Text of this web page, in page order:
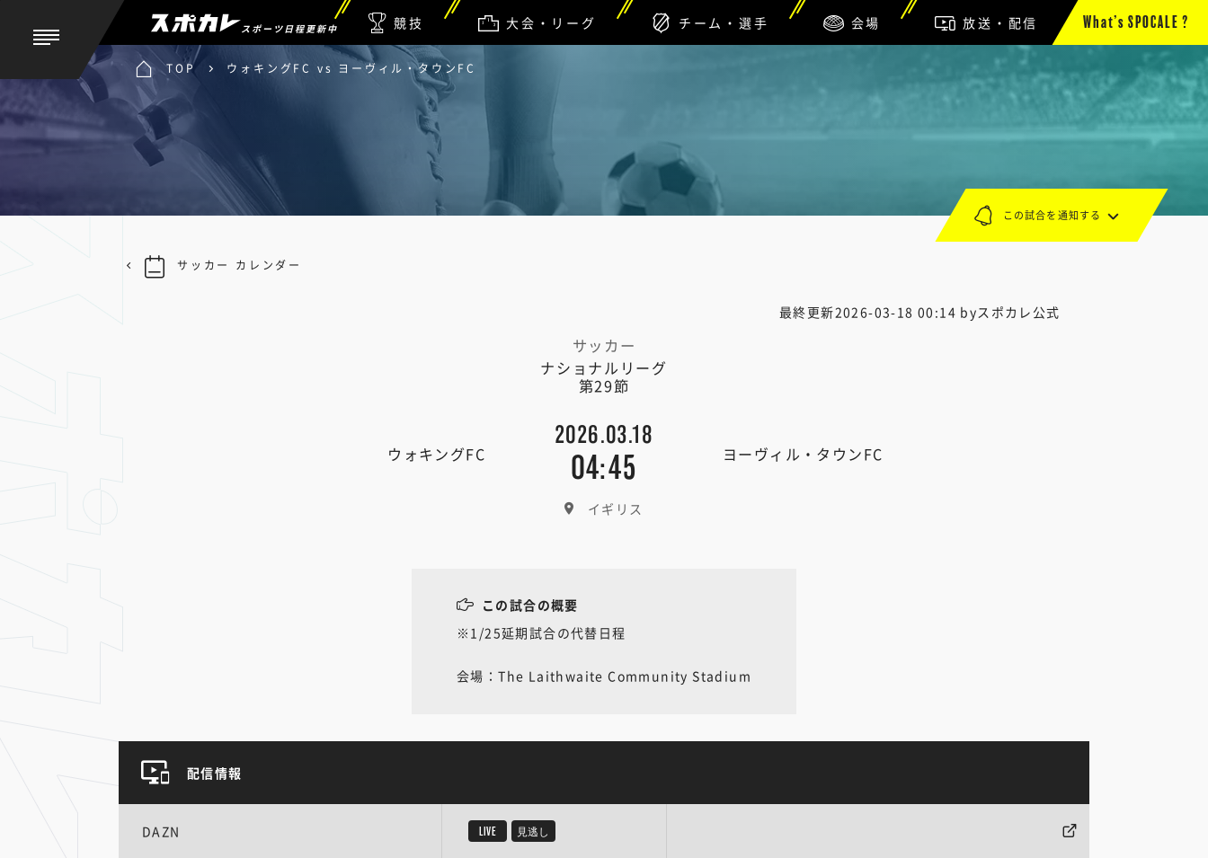
スポーツ日程更新中 競技 大会・リーグ チーム・選手 会場 放送・配信 What’s SPOCALE ?
TOP ウォキングFC vs ヨーヴィル・タウンFC
最終更新2026-03-18 00:14 byスポカレ公式
サッカー
ナショナルリーグ
第29節
ウォキングFC
2026.03.18
04:45 ヨーヴィル・タウンFC
イギリス
この試合を通知する
サッカー カレンダー
この試合の概要
※1/25延期試合の代替日程
会場：The Laithwaite Community Stadium
配信情報
DAZN LIVE 見逃し